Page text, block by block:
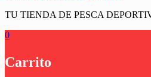
TU TIENDA DE PESCA
0
Carrito